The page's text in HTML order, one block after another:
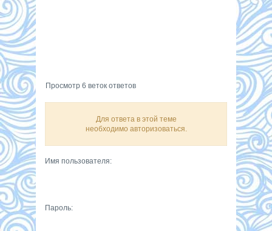
Просмотр 6 веток ответов
Для ответа в этой теме
необходимо авторизоваться.
Имя пользователя:
Пароль: